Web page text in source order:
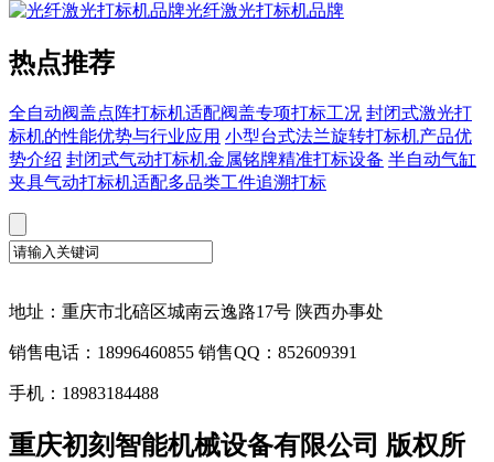
光纤激光打标机品牌
热点推荐
全自动阀盖点阵打标机适配阀盖专项打标工况 封闭式激光打
标机的性能优势与行业应用 小型台式法兰旋转打标机产品优
势介绍 封闭式气动打标机金属铭牌精准打标设备 半自动气缸
夹具气动打标机适配多品类工件追溯打标
地址：重庆市北碚区城南云逸路17号 陕西办事处
销售电话：18996460855 销售QQ：852609391
手机：18983184488
重庆初刻智能机械设备有限公司 版权所